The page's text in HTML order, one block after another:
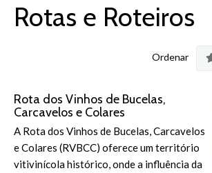
Rotas e Roteiros
Ordenar
Rota dos Vinhos de Bucelas,
Carcavelos e Colares
A Rota dos Vinhos de Bucelas, Carcavelos
e Colares (RVBCC) oferece um território
vitivinícola histórico, onde a influência da